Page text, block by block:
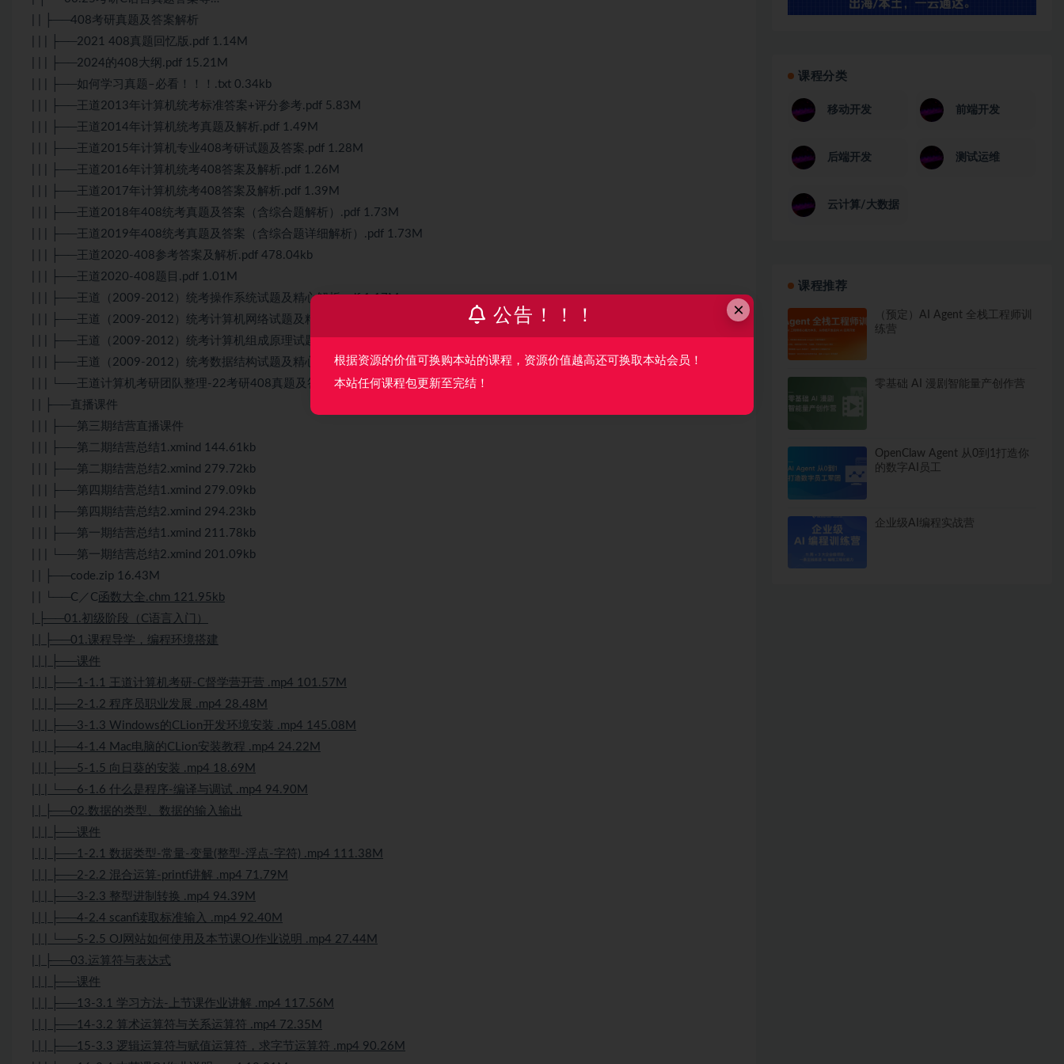
| | ├──408考研真题及答案解析
| | | ├──2021 408真题回忆版.pdf 1.14M
| | | ├──2024的408大纲.pdf 15.21M
| | | ├──如何学习真题–必看！！！.txt 0.34kb
| | | ├──王道2013年计算机统考标准答案+评分参考.pdf 5.83M
| | | ├──王道2014年计算机统考真题及解析.pdf 1.49M
| | | ├──王道2015年计算机专业408考研试题及答案.pdf 1.28M
| | | ├──王道2016年计算机统考408答案及解析.pdf 1.26M
| | | ├──王道2017年计算机统考408答案及解析.pdf 1.39M
| | | ├──王道2018年408统考真题及答案（含综合题解析）.pdf 1.73M
| | | ├──王道2019年408统考真题及答案（含综合题详细解析）.pdf 1.73M
| | | ├──王道2020-408参考答案及解析.pdf 478.04kb
| | | ├──王道2020-408题目.pdf 1.01M
| | | ├──王道（2009-2012）统考操作系统试题及精心解析.pdf 1.17M
| | | ├──王道（2009-2012）统考计算机网络试题及精心解析.pdf 1.13M
| | | ├──王道（2009-2012）统考计算机组成原理试题及精心解析.pdf 1.31M
| | | ├──王道（2009-2012）统考数据结构试题及精心解析.pdf 1.41M
| | | └──王道计算机考研团队整理-22考研408真题及答案.pdf 3.06M
| | ├──直播课件
| | | ├──第三期结营直播课件
| | | ├──第二期结营总结1.xmind 144.61kb
| | | ├──第二期结营总结2.xmind 279.72kb
| | | ├──第四期结营总结1.xmind 279.09kb
| | | ├──第四期结营总结2.xmind 294.23kb
| | | ├──第一期结营总结1.xmind 211.78kb
| | | └──第一期结营总结2.xmind 201.09kb
| | ├──code.zip 16.43M
| | └──C／C函数大全.chm 121.95kb
| ├──01.初级阶段（C语言入门）
| | ├──01.课程导学，编程环境搭建
| | | ├──课件
| | | ├──1-1.1 王道计算机考研-C督学营开营 .mp4 101.57M
| | | ├──2-1.2 程序员职业发展 .mp4 28.48M
| | | ├──3-1.3 Windows的CLion开发环境安装 .mp4 145.08M
| | | ├──4-1.4 Mac电脑的CLion安装教程 .mp4 24.22M
| | | ├──5-1.5 向日葵的安装 .mp4 18.69M
| | | └──6-1.6 什么是程序-编译与调试 .mp4 94.90M
| | ├──02.数据的类型、数据的输入输出
| | | ├──课件
| | | ├──1-2.1 数据类型-常量-变量(整型-浮点-字符) .mp4 111.38M
| | | ├──2-2.2 混合运算-printf讲解 .mp4 71.79M
| | | ├──3-2.3 整型进制转换 .mp4 94.39M
| | | ├──4-2.4 scanf读取标准输入 .mp4 92.40M
| | | └──5-2.5 OJ网站如何使用及本节课OJ作业说明 .mp4 27.44M
| | ├──03.运算符与表达式
| | | ├──课件
| | | ├──13-3.1 学习方法-上节课作业讲解 .mp4 117.56M
| | | ├──14-3.2 算术运算符与关系运算符 .mp4 72.35M
| | | ├──15-3.3 逻辑运算符与赋值运算符，求字节运算符 .mp4 90.26M
课程分类
移动开发 前端开发
后端开发 测试运维
云计算/大数据
课程推荐
（预定）AI Agent 全栈工程师训
练营
零基础 AI 漫剧智能量产创作营
OpenClaw Agent 从0到1打造你
的数字AI员工
企业级AI编程实战营
×
公告！！！
根据资源的价值可换购本站的课程，资源价值越高还可换取本站会员！
本站任何课程包更新至完结！